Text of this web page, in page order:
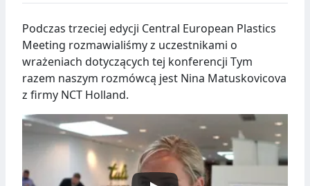
Podczas trzeciej edycji Central European Plastics
Meeting rozmawialiśmy z uczestnikami o
wrażeniach dotyczących tej konferencji Tym
razem naszym rozmówcą jest Nina Matuskovicova
z firmy NCT Holland.